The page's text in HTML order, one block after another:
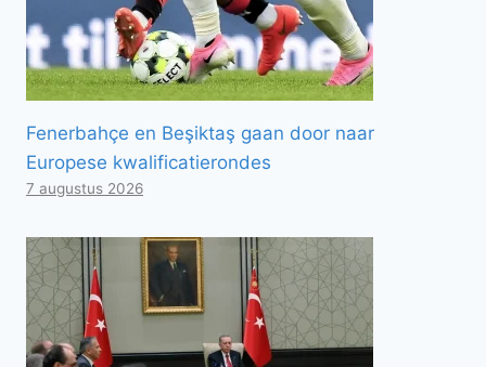
Fenerbahçe en Beşiktaş gaan door naar
Europese kwalificatierondes
7 augustus 2026